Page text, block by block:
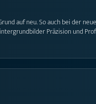
auf neu. So auch bei der
Präzision und